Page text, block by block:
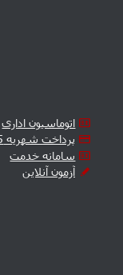
اتوماسیون اداری
پرداخت شهریه 1405-1406
سامانه خدمت
آزمون آنلاین